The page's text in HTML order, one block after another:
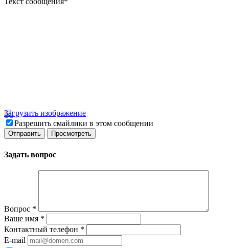
Загрузить изображение
Разрешить смайлики в этом сообщении
Задать вопрос
Вопрос *
Ваше имя *
Контактный телефон *
E-mail